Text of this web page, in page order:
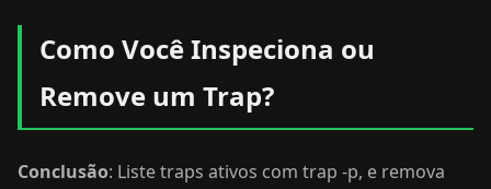
Como Você Inspeciona ou
Remove um Trap?
Conclusão: Liste traps ativos com trap -p, e remova